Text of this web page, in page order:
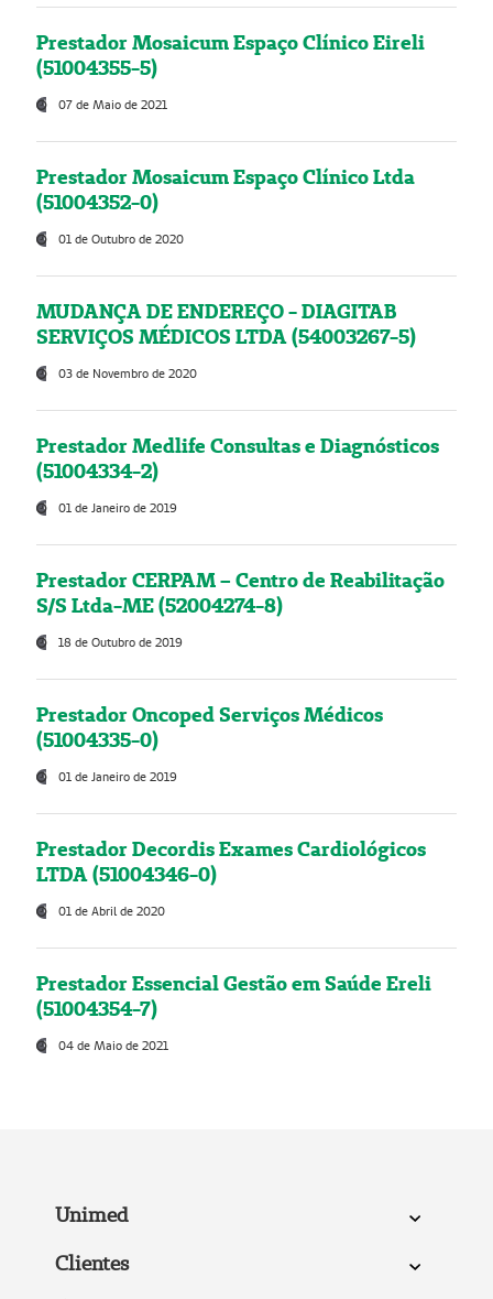
Prestador Mosaicum Espaço Clínico Eireli
(51004355-5)
07 de Maio de 2021
Prestador Mosaicum Espaço Clínico Ltda
(51004352-0)
01 de Outubro de 2020
MUDANÇA DE ENDEREÇO - DIAGITAB
SERVIÇOS MÉDICOS LTDA (54003267-5)
03 de Novembro de 2020
Prestador Medlife Consultas e Diagnósticos
(51004334-2)
01 de Janeiro de 2019
Prestador CERPAM – Centro de Reabilitação
S/S Ltda-ME (52004274-8)
18 de Outubro de 2019
Prestador Oncoped Serviços Médicos
(51004335-0)
01 de Janeiro de 2019
Prestador Decordis Exames Cardiológicos
LTDA (51004346-0)
01 de Abril de 2020
Prestador Essencial Gestão em Saúde Ereli
(51004354-7)
04 de Maio de 2021
Unimed
Clientes